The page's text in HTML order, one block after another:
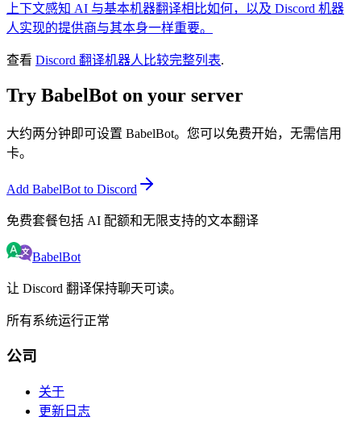
上下文感知 AI 与基本机器翻译相比如何，以及 Discord 机器
人实现的提供商与其本身一样重要。
查看 Discord 翻译机器人比较完整列表.
Try BabelBot on your server
大约两分钟即可设置 BabelBot。您可以免费开始，无需信用
卡。
Add BabelBot to Discord
免费套餐包括 AI 配额和无限支持的文本翻译
BabelBot
让 Discord 翻译保持聊天可读。
所有系统运行正常
公司
关于
更新日志